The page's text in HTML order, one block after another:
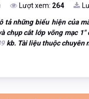
Lượt xem: 264
tả những biểu hiện của
chụp cắt lớp võng mạc 1"
kb. Tài liệu thuộc chuyên